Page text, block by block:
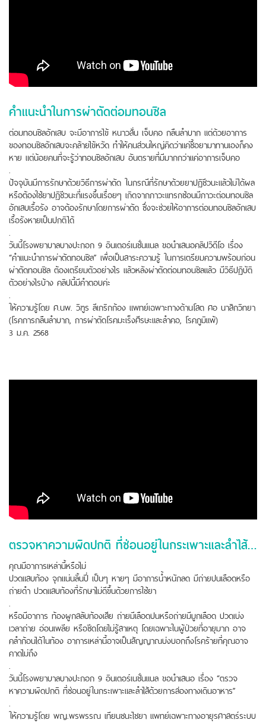
คำเเนะนำในการผ่าตัดต่อมทอนซิล
ต่อมทอนซิลอักเสบ จะมีอาการไข้ หนาวสั่น เจ็บคอ กลืนลำบาก แต่ด้วยอาการ
ของทอนซิลอักเสบจะคล้ายไข้หวัด ทำให้คนส่วนใหญ่คิดว่าแค่ซื้อยามาทานเองก็คง
หาย แต่น้อยคนที่จะรู้ว่าทอนซิลอักเสบ อันตรายที่มีมากกว่าแค่อาการเจ็บคอ
.
ปัจจุบันมีการรักษาด้วยวิธีการผ่าตัด ในกรณีที่รักษาด้วยยาปฏิชีวนะแล้วไม่ได้ผล
หรือต้องใช้ยาปฎิชีวนะที่แรงขึ้นเรื่อยๆ เกิดจากภาวะแทรกซ้อนมีภาวะต่อมทอนซิล
อักเสบเรื้อรัง อาจต้องรักษาโดยการผ่าตัด ซึ่งจะช่วยให้อาการต่อมทอนซิลอักเสบ
เรื้อรังหายเป็นปกติได้
.
วันนี้โรงพยาบาลบางปะกอก 9 อินเตอร์เนชั่นแนล ขอนำเสนอคลิปวิดีโอ เรื่อง
“คำแนะนำการผ่าตัดทอนซิล” เพื่อเป็นสาระความรู้ ในการเตรียมความพร้อมก่อน
ผ่าตัดทอนซิล ต้องเตรียมตัวอย่างไร แล้วหลังผ่าตัดต่อมทอนซิลแล้ว มีวิธีปฏิบัติ
ตัวอย่างไรบ้าง คลิปนี้มีคำตอบค่ะ
.
ให้ความรู้โดย ศ.นพ. วิฑูร ลีเกริกก้อง แพทย์เฉพาะทางด้านโสต ศอ นาสิกวิทยา
(โรคการกลืนลำบาก, การผ่าตัดโรคมะเร็งศีรษะและลำคอ, โรคภูมิแพ้)
3 ม.ค. 2568
ตรวจหาความผิดปกติ ที่ซ่อนอยู่ในกระเพาะและลำไส้ด้วยการส่องทางเดินอาหาร
คุณมีอาการเหล่านี้หรือไม่
ปวดแสบท้อง จุกแน่นลิ้นปี่ เป็นๆ หายๆ มีอาการน้ำหนักลด มีถ่ายปนเลือดหรือ
ถ่ายดำ ปวดแสบท้องที่รักษาไม่ดีขึ้นด้วยการใช้ยา
.
หรือมีอาการ ท้องผูกสลับท้องเสีย ถ่ายมีเลือดปนหรือถ่ายมีมูกเลือด ปวดเบ่ง
เวลาถ่าย อ่อนเพลีย หรือซีดโดยไม่รู้สาเหตุ โดยเฉพาะในผู้ป่วยที่อายุมาก อาจ
คลำก้อนได้ในท้อง อาการเหล่านี้อาจเป็นสัญญาณบ่งบอกถึงโรคร้ายที่คุณอาจ
คาดไม่ถึง
.
วันนี้โรงพยาบาลบางปะกอก 9 อินเตอร์เนชั่นแนล ขอนำเสนอ เรื่อง “ตรวจ
หาความผิดปกติ ที่ซ่อนอยู่ในกระเพาะและลำไส้ด้วยการส่องทางเดินอาหาร”
.
ให้ความรู้โดย พญ.พรพรรณ เทียนชนะไชยา แพทย์เฉพาะทางอายุรศาสตร์ระบบ